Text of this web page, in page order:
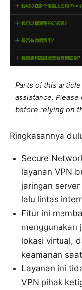
Parts of this
assistance.
before relying on
Ringkasannya
Secure
layanan VPN
jaringan
lalu lintas
Fitur ini
menggunakan
lokasi virtual,
keamanan
Layanan ini
VPN pihak